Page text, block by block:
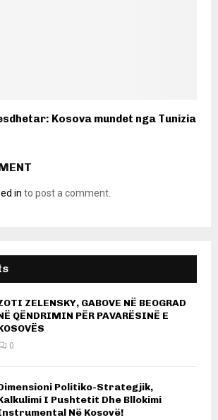
Kosova mundet nga Tunizia
in to post a comment.
ZELENSKY, GABOVE NË BEOGRAD
QËNDRIMIN PËR PAVARËSINË E
0
Politiko-Strategjik,
I Pushtetit Dhe Bllokimi
Në Kosovë!